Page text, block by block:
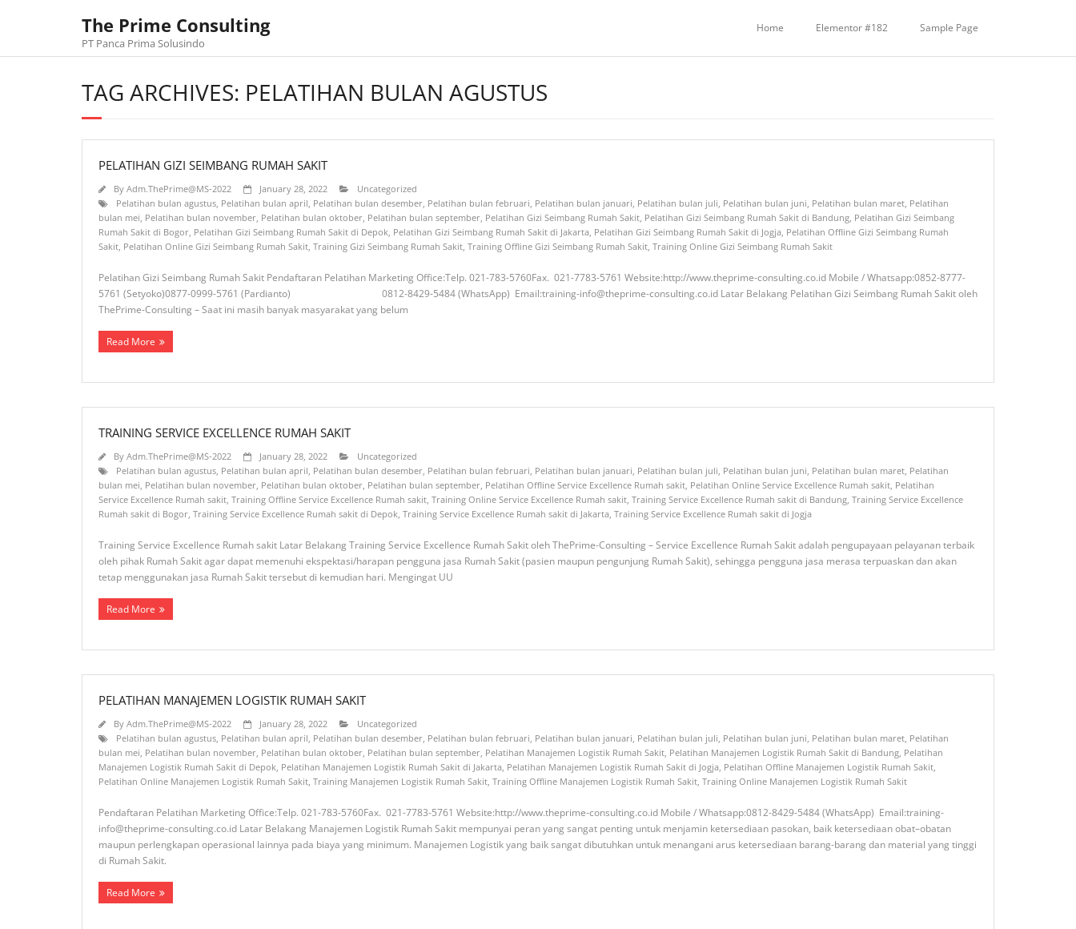
The Prime Consulting
PT Panca Prima Solusindo
Home Elementor #182 Sample Page
TAG ARCHIVES: PELATIHAN BULAN AGUSTUS
PELATIHAN GIZI SEIMBANG RUMAH SAKIT
By Adm.ThePrime@MS-2022 January 28, 2022
Uncategorized
Pelatihan bulan agustus, Pelatihan bulan april, Pelatihan bulan desember, Pelatihan bulan februari, Pelatihan bulan januari, Pelatihan bulan juli, Pelatihan bulan juni, Pelatihan bulan maret, Pelatihan
bulan mei, Pelatihan bulan november, Pelatihan bulan oktober, Pelatihan bulan september, Pelatihan Gizi Seimbang Rumah Sakit, Pelatihan Gizi Seimbang Rumah Sakit di Bandung, Pelatihan Gizi Seimbang
Rumah Sakit di Bogor, Pelatihan Gizi Seimbang Rumah Sakit di Depok, Pelatihan Gizi Seimbang Rumah Sakit di Jakarta, Pelatihan Gizi Seimbang Rumah Sakit di Jogja, Pelatihan Offline Gizi Seimbang Rumah
Sakit, Pelatihan Online Gizi Seimbang Rumah Sakit, Training Gizi Seimbang Rumah Sakit, Training Offline Gizi Seimbang Rumah Sakit, Training Online Gizi Seimbang Rumah Sakit
Pelatihan Gizi Seimbang Rumah Sakit Pendaftaran Pelatihan Marketing Office:Telp. 021-783-5760Fax. 021-7783-5761 Website:http://www.theprime-consulting.co.id Mobile / Whatsapp:0852-8777-
5761 (Setyoko)0877-0999-5761 (Pardianto) 0812-8429-5484 (WhatsApp) Email:training-info@theprime-consulting.co.id Latar Belakang Pelatihan Gizi Seimbang Rumah Sakit oleh
ThePrime-Consulting – Saat ini masih banyak masyarakat yang belum
Read More
TRAINING SERVICE EXCELLENCE RUMAH SAKIT
By Adm.ThePrime@MS-2022 January 28, 2022
Uncategorized
Pelatihan bulan agustus, Pelatihan bulan april, Pelatihan bulan desember, Pelatihan bulan februari, Pelatihan bulan januari, Pelatihan bulan juli, Pelatihan bulan juni, Pelatihan bulan maret, Pelatihan
bulan mei, Pelatihan bulan november, Pelatihan bulan oktober, Pelatihan bulan september, Pelatihan Offline Service Excellence Rumah sakit, Pelatihan Online Service Excellence Rumah sakit, Pelatihan
Service Excellence Rumah sakit, Training Offline Service Excellence Rumah sakit, Training Online Service Excellence Rumah sakit, Training Service Excellence Rumah sakit di Bandung, Training Service Excellence
Rumah sakit di Bogor, Training Service Excellence Rumah sakit di Depok, Training Service Excellence Rumah sakit di Jakarta, Training Service Excellence Rumah sakit di Jogja
Training Service Excellence Rumah sakit Latar Belakang Training Service Excellence Rumah Sakit oleh ThePrime-Consulting – Service Excellence Rumah Sakit adalah pengupayaan pelayanan terbaik
oleh pihak Rumah Sakit agar dapat memenuhi ekspektasi/harapan pengguna jasa Rumah Sakit (pasien maupun pengunjung Rumah Sakit), sehingga pengguna jasa merasa terpuaskan dan akan
tetap menggunakan jasa Rumah Sakit tersebut di kemudian hari. Mengingat UU
Read More
PELATIHAN MANAJEMEN LOGISTIK RUMAH SAKIT
By Adm.ThePrime@MS-2022 January 28, 2022
Uncategorized
Pelatihan bulan agustus, Pelatihan bulan april, Pelatihan bulan desember, Pelatihan bulan februari, Pelatihan bulan januari, Pelatihan bulan juli, Pelatihan bulan juni, Pelatihan bulan maret, Pelatihan
bulan mei, Pelatihan bulan november, Pelatihan bulan oktober, Pelatihan bulan september, Pelatihan Manajemen Logistik Rumah Sakit, Pelatihan Manajemen Logistik Rumah Sakit di Bandung, Pelatihan
Manajemen Logistik Rumah Sakit di Depok, Pelatihan Manajemen Logistik Rumah Sakit di Jakarta, Pelatihan Manajemen Logistik Rumah Sakit di Jogja, Pelatihan Offline Manajemen Logistik Rumah Sakit,
Pelatihan Online Manajemen Logistik Rumah Sakit, Training Manajemen Logistik Rumah Sakit, Training Offline Manajemen Logistik Rumah Sakit, Training Online Manajemen Logistik Rumah Sakit
Pendaftaran Pelatihan Marketing Office:Telp. 021-783-5760Fax. 021-7783-5761 Website:http://www.theprime-consulting.co.id Mobile / Whatsapp:0812-8429-5484 (WhatsApp) Email:training-
info@theprime-consulting.co.id Latar Belakang Manajemen Logistik Rumah Sakit mempunyai peran yang sangat penting untuk menjamin ketersediaan pasokan, baik ketersediaan obat–obatan
maupun perlengkapan operasional lainnya pada biaya yang minimum. Manajemen Logistik yang baik sangat dibutuhkan untuk menangani arus ketersediaan barang-barang dan material yang tinggi
di Rumah Sakit.
Read More